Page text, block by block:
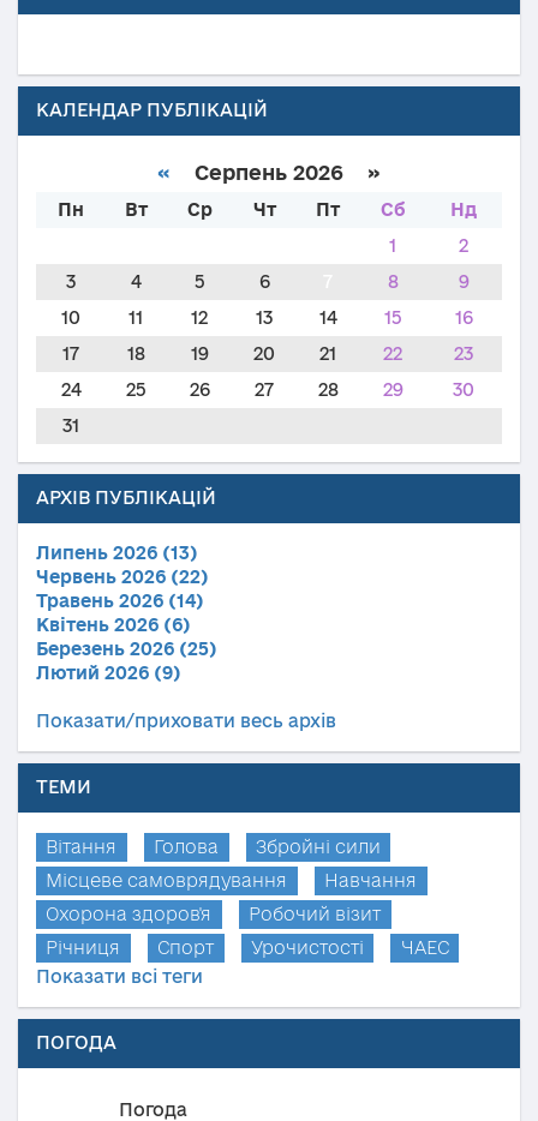
КАЛЕНДАР ПУБЛІКАЦІЙ
« Серпень 2026 »
Пн Вт Ср Чт Пт Сб
Нд
1
2
3
4 5 6 8
9
10
11 12 13 14 15
16
17
18 19 20 21 22
23
24
25 26 27 28 29
30
31
АРХІВ ПУБЛІКАЦІЙ
Липень 2026 (13)
Червень 2026 (22)
Травень 2026 (14)
Квітень 2026 (6)
Березень 2026 (25)
Лютий 2026 (9)
Показати/приховати весь архів
ТЕМИ
Вітання Голова
Збройні сили
Місцеве самоврядування
Навчання
Охорона здоров'я
Робочий візит
Річниця
Спорт Урочистості
ЧАЕС
Показати всі теги
ПОГОДА
Погода